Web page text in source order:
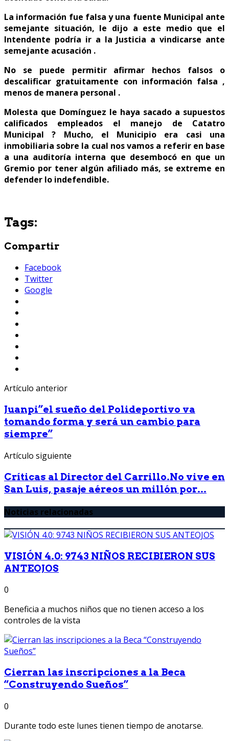
La información fue falsa y una fuente Municipal ante
semejante situación, le dijo a este medio que el
Intendente podría ir a la Justicia a vindicarse ante
semejante acusación .
No se puede permitir afirmar hechos falsos o
descalificar gratuitamente con información falsa ,
menos de manera personal .
Molesta que Domínguez le haya sacado a supuestos
calificados empleados el manejo de Catatro
Municipal ? Mucho, el Municipio era casi una
inmobiliaria sobre la cual nos vamos a referir en base
a una auditoría interna que desembocó en que un
Gremio por tener algún afiliado más, se extreme en
defender lo indefendible.
Tags:
Compartir
Facebook
Twitter
Google
Artículo anterior
Juanpi”el sueño del Polideportivo va
tomando forma y será un cambio para
siempre”
Artículo siguiente
Críticas al Director del Carrillo.No vive en
San Luis, pasaje aéreos un millón por...
Noticias relacionadas
VISIÓN 4.0: 9743 NIÑOS RECIBIERON SUS
ANTEOJOS
0
Beneficia a muchos niños que no tienen acceso a los
controles de la vista
Cierran las inscripciones a la Beca
“Construyendo Sueños”
0
Durante todo este lunes tienen tiempo de anotarse.